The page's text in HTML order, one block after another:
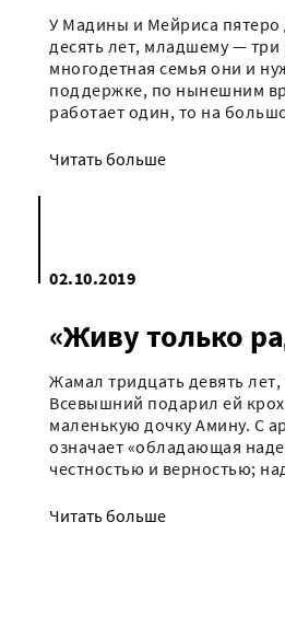
У Мадины и Мейриса
десять лет, младшему — три
многодетная семья они и
поддержке, по нынешним
работает один, то на
Читать больше
02.10.2019
«Живу только
Жамал тридцать девять лет,
Всевышний подарил ей
маленькую дочку Амину. С
означает «обладающая
честностью и верностью;
Читать больше